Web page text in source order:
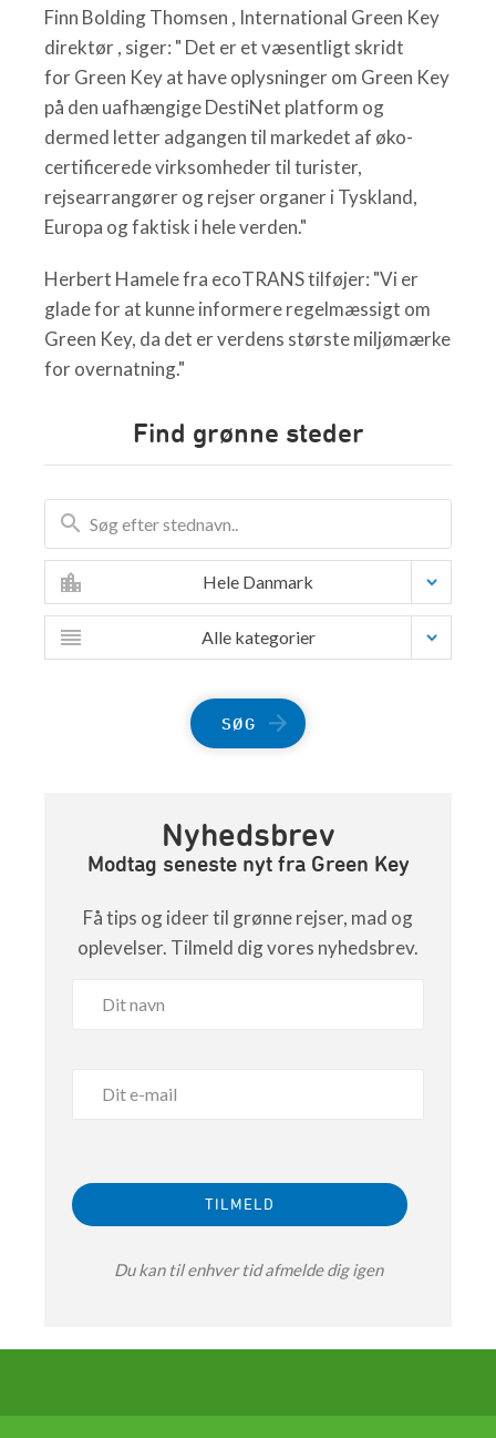
Finn Bolding Thomsen , International Green Key
direktør , siger: " Det er et væsentligt skridt
for Green Key at have oplysninger om Green Key
på den uafhængige DestiNet platform og
dermed letter adgangen til markedet af øko-
certificerede virksomheder til turister,
rejsearrangører og rejser organer i Tyskland,
Europa og faktisk i hele verden."
Herbert Hamele fra ecoTRANS tilføjer: "Vi er
glade for at kunne informere regelmæssigt om
Green Key, da det er verdens største miljømærke
for overnatning."
Find grønne steder
Hele Danmark
Alle kategorier
SØG
Nyhedsbrev
Modtag seneste nyt fra Green Key
Få tips og ideer til grønne rejser, mad og
oplevelser. Tilmeld dig vores nyhedsbrev.
Du kan til enhver tid afmelde dig igen